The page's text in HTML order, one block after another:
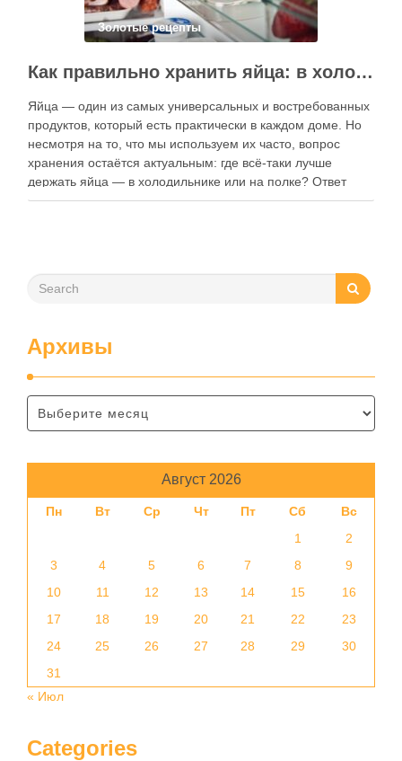
Золотые рецепты
Как правильно хранить яйца: в холодильнике или на полке?
Яйца — один из самых универсальных и востребованных
продуктов, который есть практически в каждом доме. Но
несмотря на то, что мы используем их часто, вопрос
хранения остаётся актуальным: где всё-таки лучше
держать яйца — в холодильнике или на полке? Ответ
зависит от нескольких факторов, включая температуру
Архивы
Август 2026
Пн Вт Ср Чт Пт Сб
Вс
1
2
3
4 5 6 7 8
9
10
11 12 13 14 15
16
17
18 19 20 21 22
23
24
25 26 27 28 29
30
31
« Июл
Categories